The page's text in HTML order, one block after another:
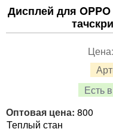
Дисплей для
Есть
Цена:
Оптовая цена: 800
Теплый стан